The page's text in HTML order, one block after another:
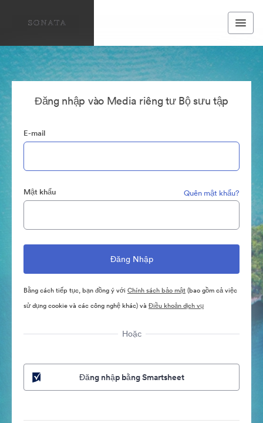
Đăng nhập vào Media riêng tư Bộ sưu tập
E-mail
Mật khẩu Quên mật khẩu?
Bằng cách tiếp tục, bạn đồng ý với Chính sách bảo mật(bao gồm cả việc
sử dụng cookie và các công nghệ khác) và Điều khoản dịch vụ
Hoặc
Đăng nhập bằng Smartsheet